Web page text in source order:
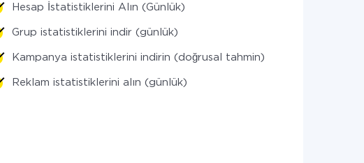
Hesap İstatistiklerini Alın (Günlük)
Grup istatistiklerini indir (günlük)
Kampanya istatistiklerini indirin (doğrusal tahmin)
Reklam istatistiklerini alın (günlük)